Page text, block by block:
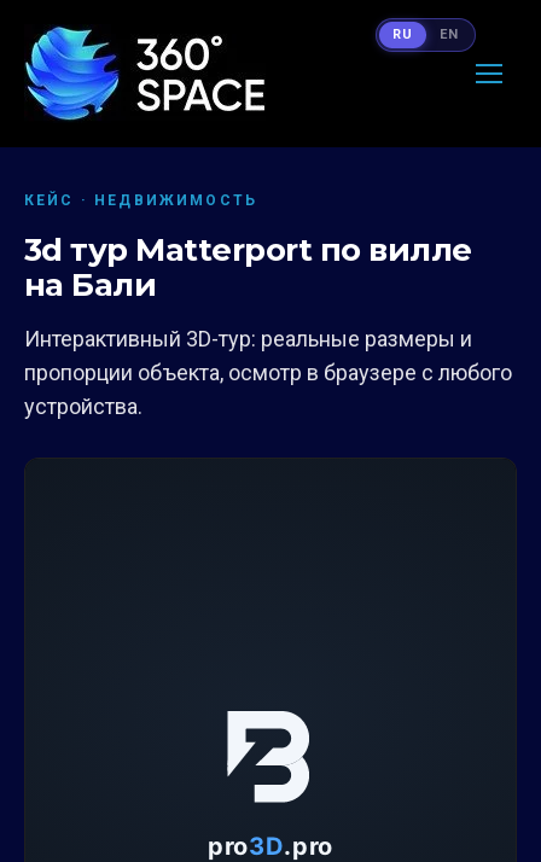
КЕЙС · НЕДВИЖИМОСТЬ
3d тур Matterport по вилле
на Бали
Интерактивный 3D-тур: реальные размеры и
пропорции объекта, осмотр в браузере с любого
устройства.
RU EN